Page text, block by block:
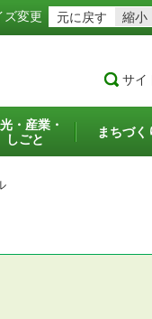
ズ変更 元に戻す 縮小
サイ
・産業・
しごと
まちづく